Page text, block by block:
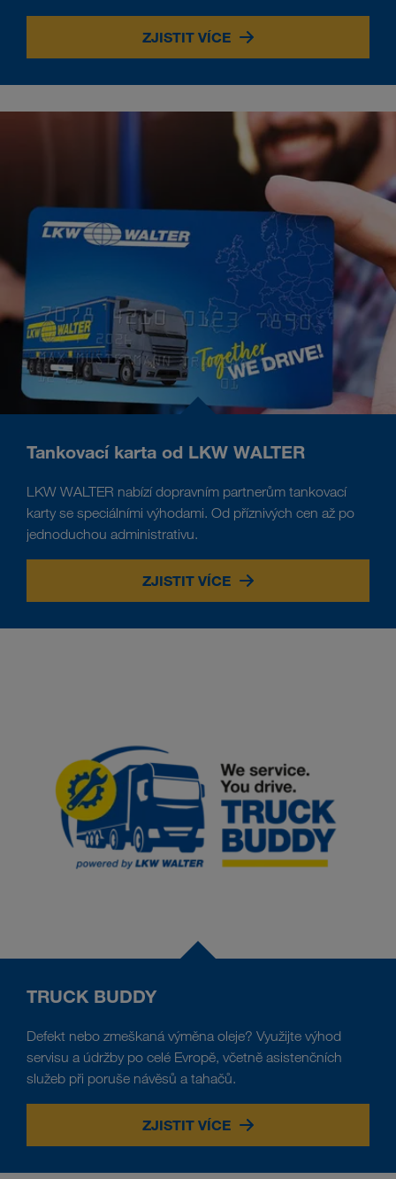
ZJISTIT VÍCE
Tankovací karta od LKW WALTER
LKW WALTER nabízí dopravním partnerům tankovací
karty se speciálními výhodami. Od příznivých cen až po
jednoduchou administrativu.
ZJISTIT VÍCE
TRUCK BUDDY
Defekt nebo zmeškaná výměna oleje? Využijte výhod
servisu a údržby po celé Evropě, včetně asistenčních
služeb při poruše návěsů a tahačů.
ZJISTIT VÍCE